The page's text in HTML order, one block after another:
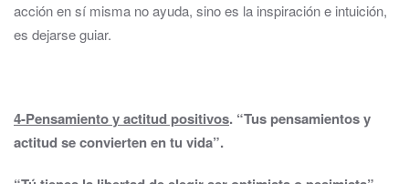
acción en sí misma no ayuda, sino es la inspiración e intuición,
es dejarse guiar.
4-Pensamiento y actitud positivos. “Tus pensamientos y
actitud se convierten en tu vida”.